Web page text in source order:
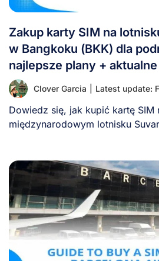
Zakup karty SIM na
w Bangkoku (BKK) dla
najlepsze plany +
Clover Garcia Latest update:
Dowiedz się, jak kupić kartę SIM
międzynarodowym lotnisku